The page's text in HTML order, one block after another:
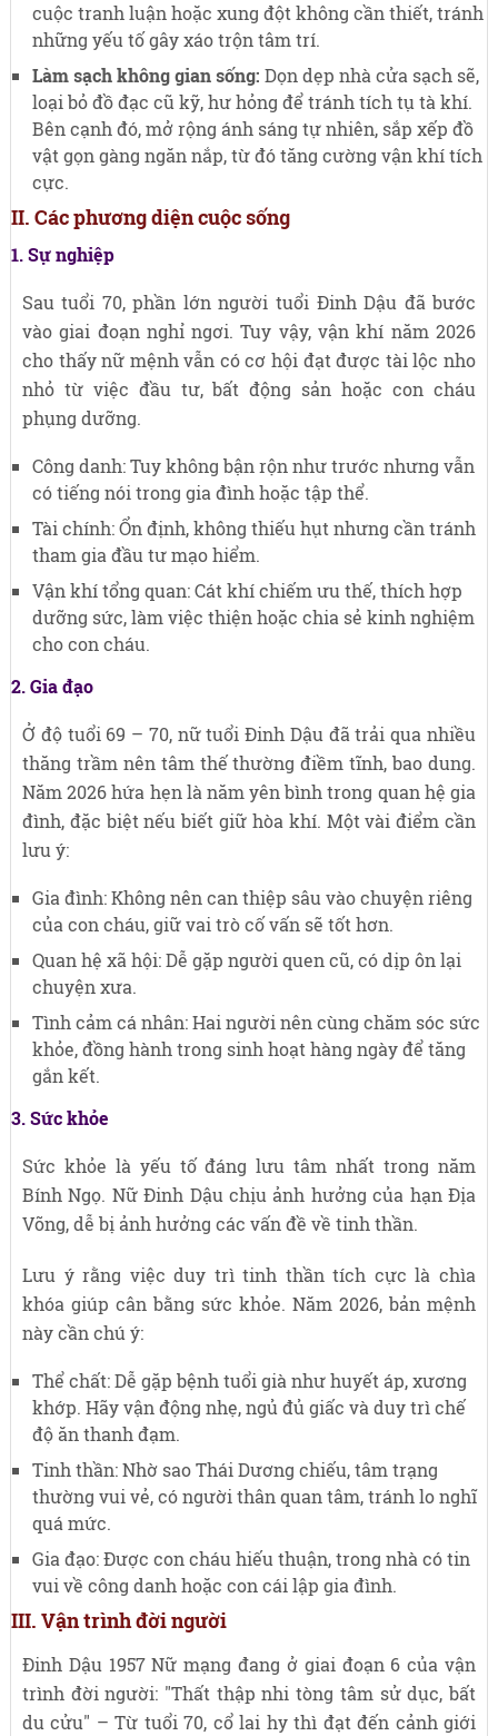
cuộc tranh luận hoặc xung đột không cần thiết, tránh
những yếu tố gây xáo trộn tâm trí.
Làm sạch không gian sống: Dọn dẹp nhà cửa sạch sẽ,
loại bỏ đồ đạc cũ kỹ, hư hỏng để tránh tích tụ tà khí.
Bên cạnh đó, mở rộng ánh sáng tự nhiên, sắp xếp đồ
vật gọn gàng ngăn nắp, từ đó tăng cường vận khí tích
cực.
II. Các phương diện cuộc sống
1. Sự nghiệp
Sau tuổi 70, phần lớn người tuổi Đinh Dậu đã bước
vào giai đoạn nghỉ ngơi. Tuy vậy, vận khí năm 2026
cho thấy nữ mệnh vẫn có cơ hội đạt được tài lộc nho
nhỏ từ việc đầu tư, bất động sản hoặc con cháu
phụng dưỡng.
Công danh: Tuy không bận rộn như trước nhưng vẫn
có tiếng nói trong gia đình hoặc tập thể.
Tài chính: Ổn định, không thiếu hụt nhưng cần tránh
tham gia đầu tư mạo hiểm.
Vận khí tổng quan: Cát khí chiếm ưu thế, thích hợp
dưỡng sức, làm việc thiện hoặc chia sẻ kinh nghiệm
cho con cháu.
2. Gia đạo
Ở độ tuổi 69 – 70, nữ tuổi Đinh Dậu đã trải qua nhiều
thăng trầm nên tâm thế thường điềm tĩnh, bao dung.
Năm 2026 hứa hẹn là năm yên bình trong quan hệ gia
đình, đặc biệt nếu biết giữ hòa khí. Một vài điểm cần
lưu ý:
Gia đình: Không nên can thiệp sâu vào chuyện riêng
của con cháu, giữ vai trò cố vấn sẽ tốt hơn.
Quan hệ xã hội: Dễ gặp người quen cũ, có dịp ôn lại
chuyện xưa.
Tình cảm cá nhân: Hai người nên cùng chăm sóc sức
khỏe, đồng hành trong sinh hoạt hàng ngày để tăng
gắn kết.
3. Sức khỏe
Sức khỏe là yếu tố đáng lưu tâm nhất trong năm
Bính Ngọ. Nữ Đinh Dậu chịu ảnh hưởng của hạn Địa
Võng, dễ bị ảnh hưởng các vấn đề về tinh thần.
Lưu ý rằng việc duy trì tinh thần tích cực là chìa
khóa giúp cân bằng sức khỏe. Năm 2026, bản mệnh
này cần chú ý:
Thể chất: Dễ gặp bệnh tuổi già như huyết áp, xương
khớp. Hãy vận động nhẹ, ngủ đủ giấc và duy trì chế
độ ăn thanh đạm.
Tinh thần: Nhờ sao Thái Dương chiếu, tâm trạng
thường vui vẻ, có người thân quan tâm, tránh lo nghĩ
quá mức.
Gia đạo: Được con cháu hiếu thuận, trong nhà có tin
vui về công danh hoặc con cái lập gia đình.
III. Vận trình đời người
Đinh Dậu 1957 Nữ mạng đang ở giai đoạn 6 của vận
trình đời người: "Thất thập nhi tòng tâm sử dục, bất
du cửu" – Từ tuổi 70, cổ lai hy thì đạt đến cảnh giới